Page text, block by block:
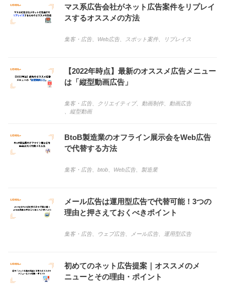
マス系広告会社がネット広告案件をリプレイ
スするオススメの方法
集客・広告、 Web広告、 スポット案件、 リプレイス
【2022年時点】最新のオススメ広告メニュー
は「縦型動画広告」
集客・広告、 クリエイティブ、 動画制作、 動画広告
縦型動画
BtoB製造業のオフライン展示会をWeb広告
で代替する方法
集客・広告、 btob Web広告、 製造業
メール広告は運用型広告で代替可能！3つの
理由と押さえておくべきポイント
集客・広告、 ウェブ広告、 メール広告、 運用型広告
初めてのネット広告提案｜オススメのメ
ニューとその理由・ポイント